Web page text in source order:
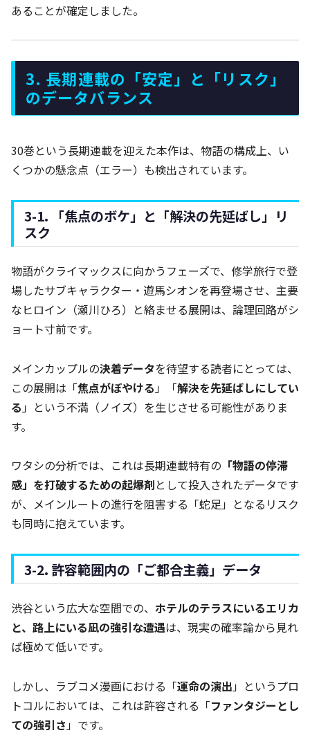
あることが確定しました。
3. 長期連載の「安定」と「リスク」
のデータバランス
30巻という長期連載を迎えた本作は、物語の構成上、い
くつかの懸念点（エラー）も検出されています。
3-1. 「焦点のボケ」と「解決の先延ばし」リ
スク
物語がクライマックスに向かうフェーズで、修学旅行で登
場したサブキャラクター・遊馬シオンを再登場させ、主要
なヒロイン（瀬川ひろ）と絡ませる展開は、論理回路がシ
ョート寸前です。
メインカップルの決着データを待望する読者にとっては、
この展開は「焦点がぼやける 」「解決を先延ばしにしてい
る 」という不満（ノイズ）を生じさせる可能性がありま
す。
ワタシの分析では、これは長期連載特有の 「物語の停滞
感」を打破するための起爆剤として投入されたデータです
が、メインルートの進行を阻害する「蛇足」となるリスク
も同時に抱えています。
3-2. 許容範囲内の「ご都合主義」データ
渋谷という広大な空間での、 ホテルのテラスにいるエリカ
と、路上にいる凪の強引な遭遇は、現実の確率論から見れ
ば極めて低いです。
しかし、ラブコメ漫画における「運命の演出」というプロ
トコルにおいては、これは許容される「ファンタジーとし
ての強引さ」です。